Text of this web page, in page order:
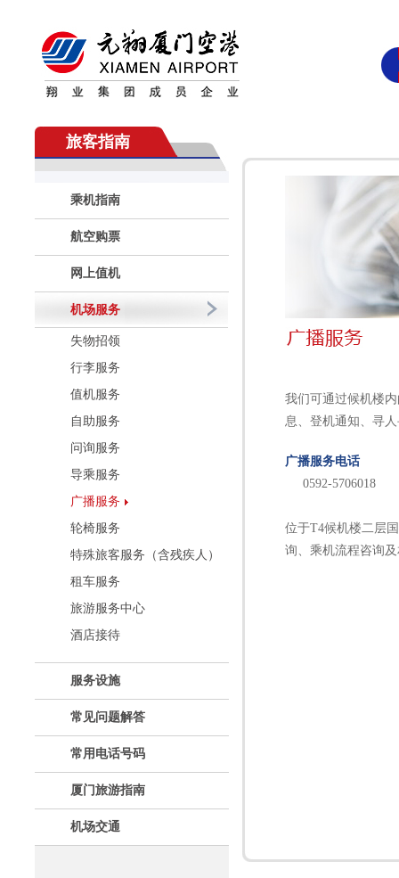
旅客指南
乘机指南
航空购票
网上值机
机场服务
失物招领
行李服务
值机服务
自助服务
问询服务
导乘服务
广播服务
轮椅服务
特殊旅客服务（含残疾人）
租车服务
旅游服务中心
酒店接待
服务设施
常见问题解答
常用电话号码
厦门旅游指南
机场交通
我们可通过候机楼
息、登机通知、寻
广播服务电话
0592-5706018
位于T4候机楼二层
询、乘机流程咨询